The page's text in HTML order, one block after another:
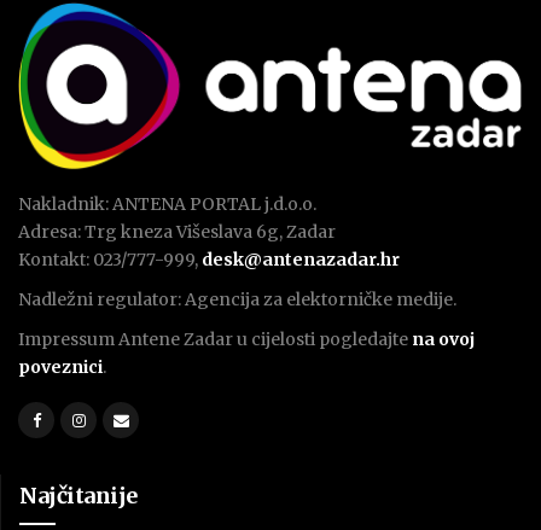
Nakladnik: ANTENA PORTAL j.d.o.o.
Adresa: Trg kneza Višeslava 6g, Zadar
Kontakt: 023/777-999, desk@antenazadar.hr
Nadležni regulator: Agencija za elektorničke medije.
Impressum Antene Zadar u cijelosti pogledajte na ovoj
poveznici.
Najčitanije